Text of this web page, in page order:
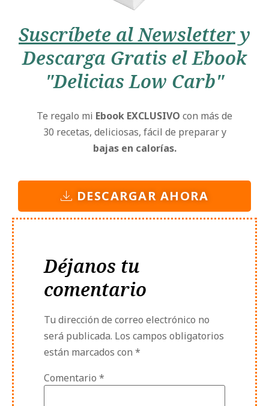
Suscríbete al Newslettery
Descarga Gratis el Ebook
"Delicias Low Carb"
Te regalo mi Ebook EXCLUSIVO con más de
30 recetas, deliciosas, fácil de preparar y
bajas en calorías.
DESCARGAR AHORA
Déjanos tu
comentario
Tu dirección de correo electrónico no
será publicada. Los campos obligatorios
están marcados con *
Comentario *